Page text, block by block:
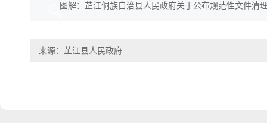
图解：芷江侗族自治县人民政府关于公布规范性文件清
来源：芷江县人民政府